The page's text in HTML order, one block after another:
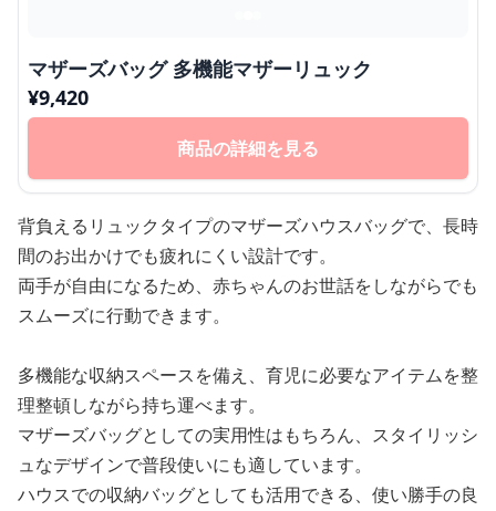
マザーズバッグ 多機能マザーリュック
¥9,420
商品の詳細を見る
背負えるリュックタイプのマザーズハウスバッグで、長時
間のお出かけでも疲れにくい設計です。
両手が自由になるため、赤ちゃんのお世話をしながらでも
スムーズに行動できます。
多機能な収納スペースを備え、育児に必要なアイテムを整
理整頓しながら持ち運べます。
マザーズバッグとしての実用性はもちろん、スタイリッシ
ュなデザインで普段使いにも適しています。
ハウスでの収納バッグとしても活用できる、使い勝手の良